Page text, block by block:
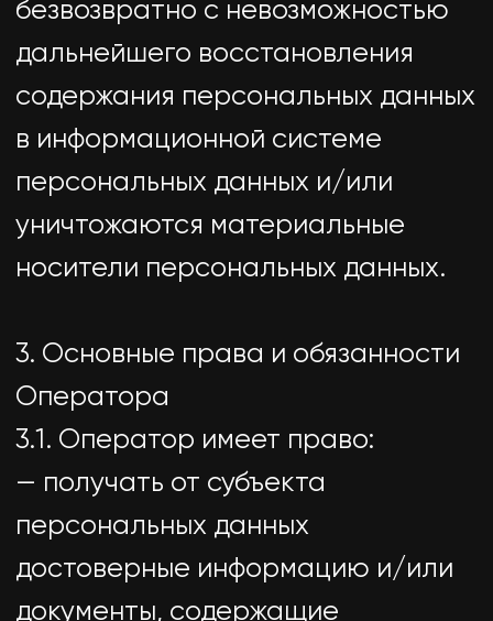
организационные и технические
меры для защиты персональных
случайного доступа к ним,
уничтожения, изменения,
предоставления,
распространения персональных
данных, а также от иных
— прекратить передачу
(распространение,
предоставление, доступ)
персональных данных,
прекратить обработку и
в порядке и случаях,
предусмотренных Законом о